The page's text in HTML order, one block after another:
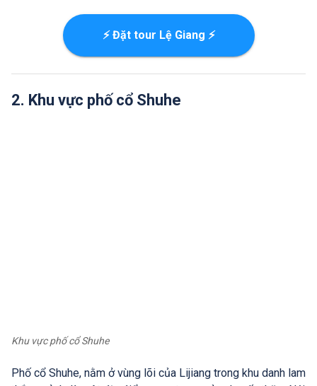
⚡ Đặt tour Lệ Giang ⚡
2. Khu vực phố cổ Shuhe
Khu vực phố cổ Shuhe
Phố cổ Shuhe, nằm ở vùng lõi của Lijiang trong khu danh lam